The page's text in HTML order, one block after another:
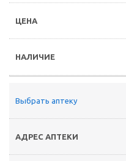
Выбрать аптеку